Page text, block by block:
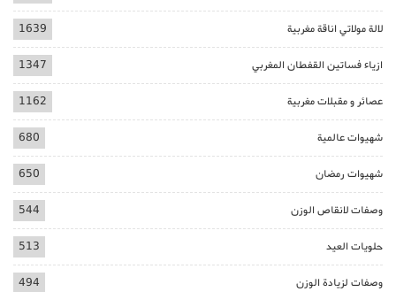
لالة مولاتي اناقة مغربية 1639
ازياء فساتين القفطان المغربي 1347
عصائر و مقبلات مغربية 1162
شهيوات عالمية 680
شهيوات رمضان 650
وصفات لانقاص الوزن 544
حلويات العيد 513
وصفات لزيادة الوزن 494